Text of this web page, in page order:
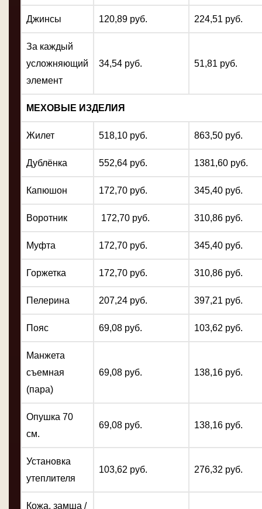
Джинсы 120,89 руб. 224,51 руб.
За каждый
усложняющий
элемент
34,54 руб. 51,81 руб.
МЕХОВЫЕ ИЗДЕЛИЯ
Жилет 518,10 руб. 863,50 руб.
Дублёнка 552,64 руб. 1381,60 руб.
Капюшон 172,70 руб. 345,40 руб.
Воротник 172,70 руб. 310,86 руб.
Муфта 172,70 руб. 345,40 руб.
Горжетка 172,70 руб. 310,86 руб.
Пелерина 207,24 руб. 397,21 руб.
Пояс 69,08 руб. 103,62 руб.
Манжета
съемная
(пара)
69,08 руб. 138,16 руб.
Опушка 70
см.
69,08 руб. 138,16 руб.
Установка
утеплителя
103,62 руб. 276,32 руб.
Кожа, замша /